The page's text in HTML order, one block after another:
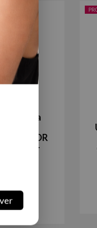
Natura
+
Linha Solar
€